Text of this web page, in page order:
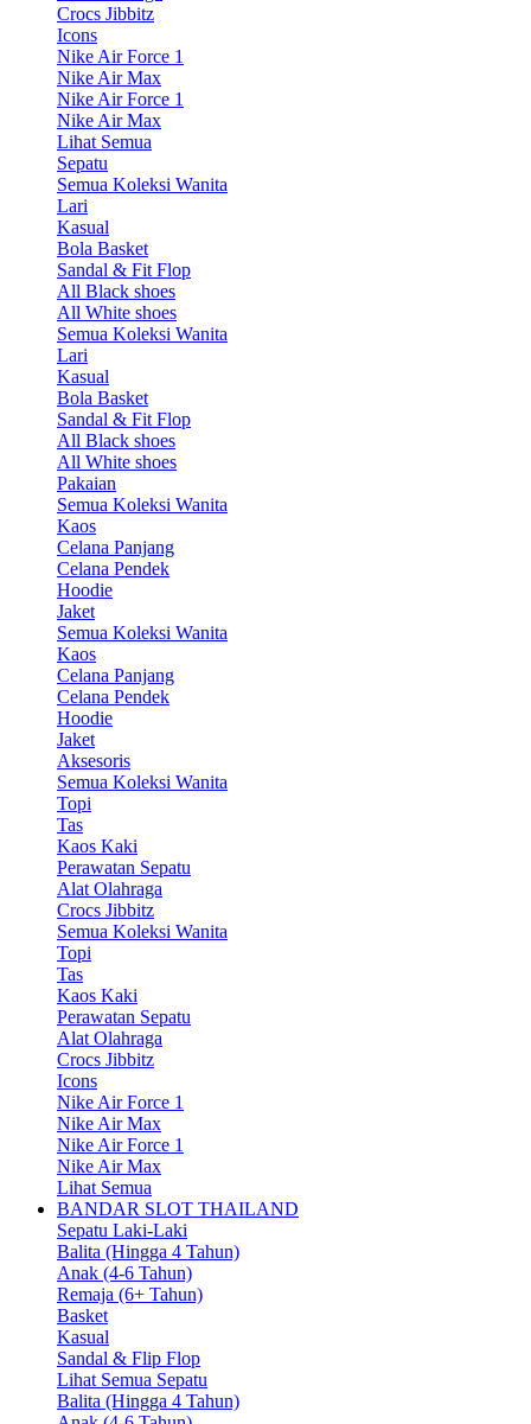
Crocs Jibbitz
Icons
Nike Air Force 1
Nike Air Max
Nike Air Force 1
Nike Air Max
Lihat Semua
Sepatu
Semua Koleksi Wanita
Lari
Kasual
Bola Basket
Sandal & Fit Flop
All Black shoes
All White shoes
Semua Koleksi Wanita
Lari
Kasual
Bola Basket
Sandal & Fit Flop
All Black shoes
All White shoes
Pakaian
Semua Koleksi Wanita
Kaos
Celana Panjang
Celana Pendek
Hoodie
Jaket
Semua Koleksi Wanita
Kaos
Celana Panjang
Celana Pendek
Hoodie
Jaket
Aksesoris
Semua Koleksi Wanita
Topi
Tas
Kaos Kaki
Perawatan Sepatu
Alat Olahraga
Crocs Jibbitz
Semua Koleksi Wanita
Topi
Tas
Kaos Kaki
Perawatan Sepatu
Alat Olahraga
Crocs Jibbitz
Icons
Nike Air Force 1
Nike Air Max
Nike Air Force 1
Nike Air Max
Lihat Semua
BANDAR SLOT THAILAND
Sepatu Laki-Laki
Balita (Hingga 4 Tahun)
Anak (4-6 Tahun)
Remaja (6+ Tahun)
Basket
Kasual
Sandal & Flip Flop
Lihat Semua Sepatu
Balita (Hingga 4 Tahun)